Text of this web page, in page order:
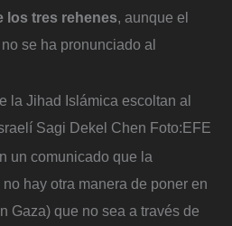
los tres rehenes, aunque el
se ha pronunciado al
la Jihad Islámica escoltan al
Sagi Dekel Chen Foto:EFE
un comunicado que la
hay otra manera de poner en
Gaza) que no sea a través de